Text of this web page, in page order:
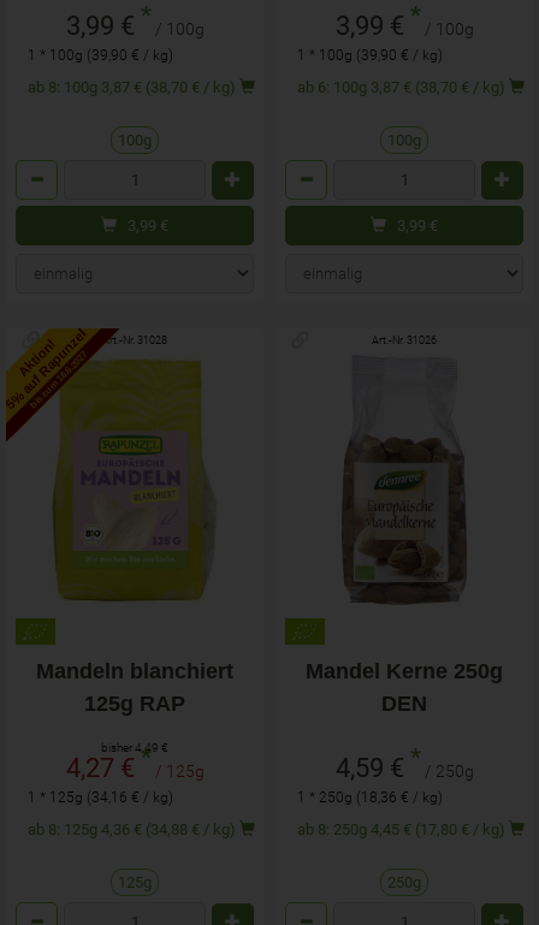
3,99 € * / 100g
1 * 100g (39,90 € / kg)
ab 8: 100g 3,87 € (38,70 € / kg)
100g
3,99 €
3,99 € * / 100g
1 * 100g (39,90 € / kg)
ab 6: 100g 3,87 € (38,70 € / kg)
100g
3,99 €
Aktion!
5% auf Rapunzel
bis zum 16.6.2027
Art.-Nr. 31028
Mandeln blanchiert
125g RAP
bisher 4,49 €
4,27 €* / 125g
1 * 125g (34,16 € / kg)
ab 8: 125g 4,36 € (34,88 € / kg)
125g
Art.-Nr. 31026
Mandel Kerne 250g
DEN
4,59 € * / 250g
1 * 250g (18,36 € / kg)
ab 8: 250g 4,45 € (17,80 € / kg)
250g